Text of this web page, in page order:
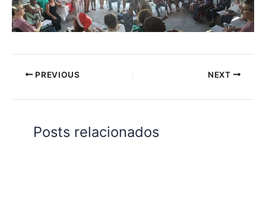
PREVIOUS NEXT
Posts relacionados